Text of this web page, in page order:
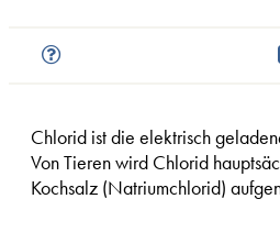
Chlorid ist die elektrisch
Von Tieren wird Chlorid
Kochsalz (Natriumchlorid)